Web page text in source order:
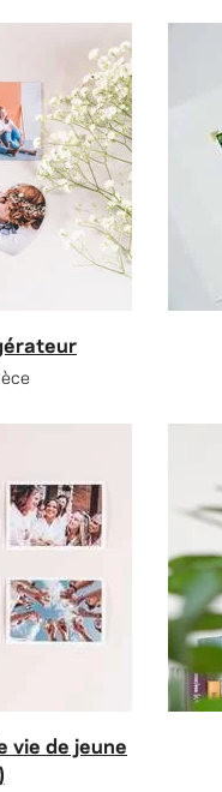
vie de jeune